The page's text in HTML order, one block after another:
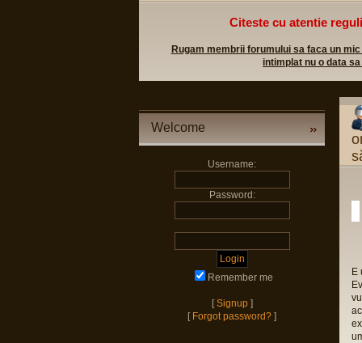
Citeste cu atentie
Rugam membrii forumului sa faca un
intimplat nu o data
Welcome
Username:
Password:
Remember me
[Signup]
[ Forgot password? ]
E